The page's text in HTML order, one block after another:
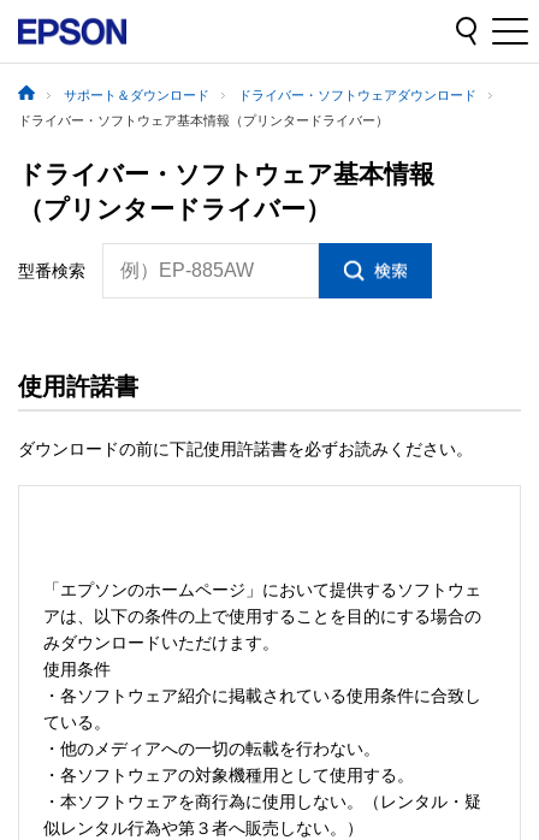
サポート＆ダウンロード
ドライバー・ソフトウェアダウンロード
ドライバー・ソフトウェア基本情報（プリンタードライバー）
ドライバー・ソフトウェア基本情報
（プリンタードライバー）
型番検索 例）EP-885AW
使用許諾書
ダウンロードの前に下記使用許諾書を必ずお読みください。
「エプソンのホームページ」において提供するソフトウェ
アは、以下の条件の上で使用することを目的にする場合の
みダウンロードいただけます。
使用条件
・各ソフトウェア紹介に掲載されている使用条件に合致し
ている。
・他のメディアへの一切の転載を行わない。
・各ソフトウェアの対象機種用として使用する。
・本ソフトウェアを商行為に使用しない。（レンタル・疑
似レンタル行為や第３者へ販売しない。）